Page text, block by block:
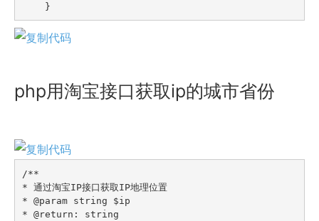
    }
php用淘宝接口获取ip的城市省份
/**
* 通过淘宝IP接口获取IP地理位置
* @param string $ip
* @return: string